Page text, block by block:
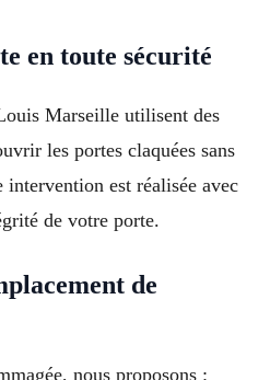
en toute sécurité
Marseille utilisent des
les portes claquées sans
intervention est réalisée avec
de votre porte.
de
nous proposons :